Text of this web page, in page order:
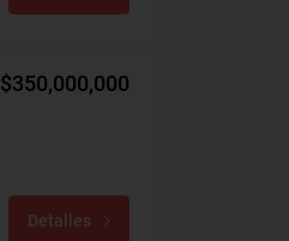
$350,000,000
Detalles